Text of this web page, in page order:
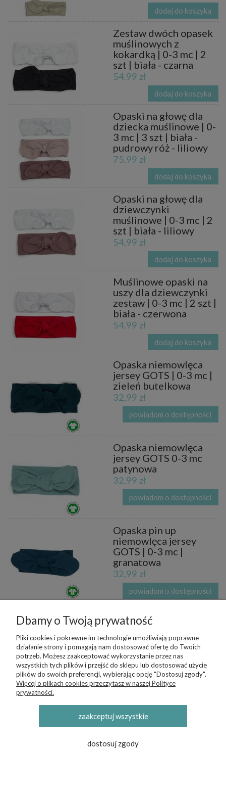
dodaj do koszyka
Zestaw dwóch opasek
muślinowych z
kokardką | 0-3 mc | 2
szt | biała - czarna
54,99 zł
dodaj do koszyka
Opaski na głowę dla
dziecka muślinowe | 0-
3 mc | 3 szt | biała -
pudrowy róż - liliowy
75,99 zł
dodaj do koszyka
Opaski na głowę dla
dziewczynki
muślinowe | 0-3 mc | 2
szt | biała - liliowy
54,99 zł
dodaj do koszyka
Muślinowe opaski na
uszy dla dziewczynki
zestaw | 0-3 mc | 2 szt |
biała - czerwona
54,99 zł
dodaj do koszyka
Opaska niemowlęca
jersey GOTS | 0-3 mc |
zieleń butelkowa
32,99 zł
powiadom o dostępności
Opaska niemowlęca
jersey GOTS 0-3 mc
patynowa
32,99 zł
powiadom o dostępności
Opaska pin up
niemowlęca jersey
GOTS | 0-3 mc |
granatowa
32,99 zł
powiadom o dostępności
Opaska pin up lniana |
0-3 mc | niebieska
38,99 zł
powiadom o dostępności
niemowlęca jersey | 0-
3 mc | biała
32,99 zł
powiadom o dostępności
Dbamy o Twoją prywatność
Pliki cookies i pokrewne im technologie umożliwiają poprawne
działanie strony i pomagają nam dostosować ofertę do Twoich
potrzeb. Możesz zaakceptować wykorzystanie przez nas
wszystkich tych plików i przejść do sklepu lub dostosować użycie
plików do swoich preferencji, wybierając opcję "Dostosuj zgody".
Więcej o plikach cookies przeczytasz w naszej Polityce
prywatności.
zaakceptuj wszystkie
dostosuj zgody